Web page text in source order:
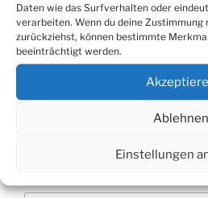
Daten wie das Surfverhalten oder
verarbeiten. Wenn du deine
zurückziehst, können bestimmte
beeinträchtigt werden.
Ablehnen
Einstellungen
Name*